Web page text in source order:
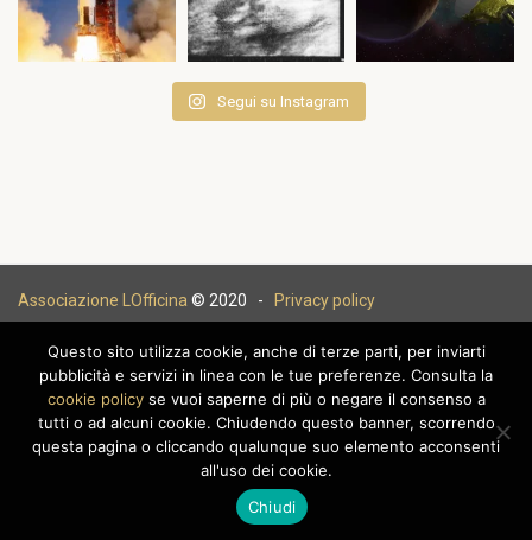
Segui su Instagram
Associazione LOfficina © 2020 - Privacy policy
Questo sito utilizza cookie, anche di terze parti, per inviarti
pubblicità e servizi in linea con le tue preferenze. Consulta la
cookie policyse vuoi saperne di più o negare il consenso a
tutti o ad alcuni cookie. Chiudendo questo banner, scorrendo
questa pagina o cliccando qualunque suo elemento acconsenti
all'uso dei cookie.
Chiudi